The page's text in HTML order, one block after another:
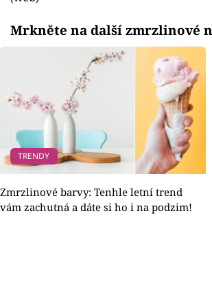
Mrkněte na další zmrzlinové
TRENDY
Zmrzlinové barvy: Tenhle letní trend
vám zachutná a dáte si ho i na podzim!